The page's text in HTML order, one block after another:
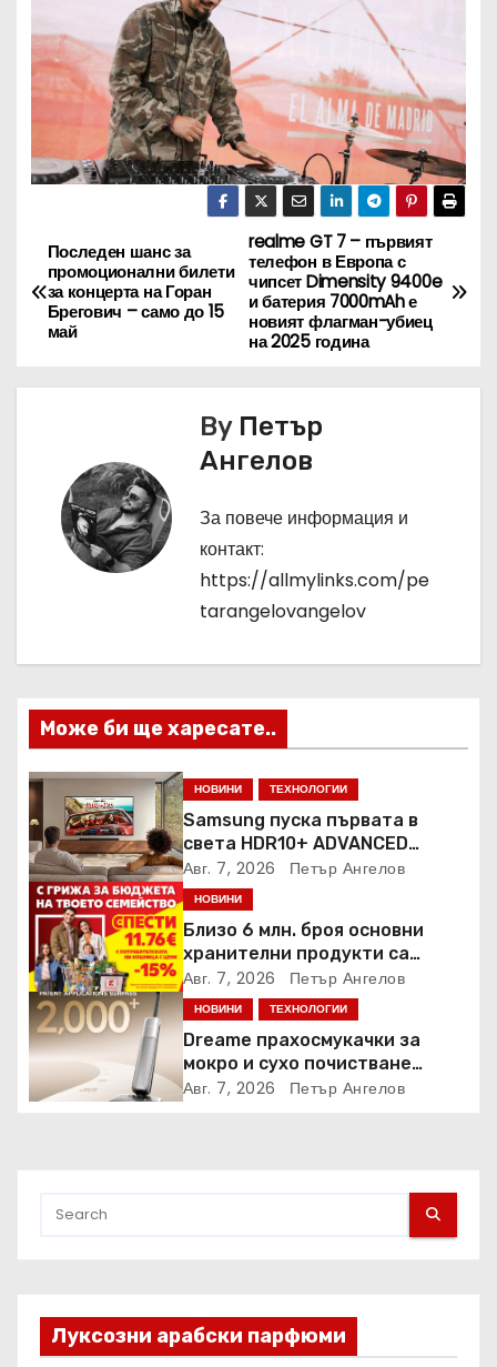
Н
а
в
и
realme GT 7 – първият
телефон в Европа с
чипсет Dimensity 9400e
и батерия 7000mAh е
новият флагман-убиец
на 2025 година
Последен шанс за
промоционални билети
за концерта на Горан
Брегович – само до 15
май
By Петър
Ангелов
За повече информация и
контакт:
https://allmylinks.com/pe
tarangelovangelov
Може би ще харесате..
НОВИНИ ТЕХНОЛОГИИ
Samsung пуска първата в
света HDR10+ ADVANCED
стрийминг услуга в Prime
Video
Авг. 7, 2026 Петър Ангелов
НОВИНИ
Близо 6 млн. броя основни
хранителни продукти са
закупени от „Кошница с
грижа“ в Kaufland от старта на
кампанията
Авг. 7, 2026 Петър Ангелов
НОВИНИ ТЕХНОЛОГИИ
Dreame прахосмукачки за
мокро и сухо почистване
надхвърлиха 2 000 патентни
Авг. 7, 2026 Петър Ангелов
Луксозни арабски парфюми